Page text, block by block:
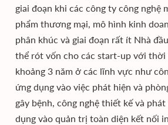
giai đoạn khi các công ty công nghệ
phẩm thương mại, mô hình kinh
phân khúc và giai đoạn rất ít Nhà
thể rót vốn cho các start-up với thời
khoảng 3 năm ở các lĩnh vực như
ứng dụng vào việc phát hiện và
gây bệnh, công nghệ thiết kế và
dụng vào quản trị toàn diện kết nối